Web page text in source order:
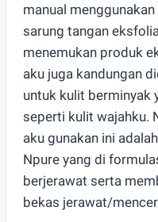
manual
sarung tangan
menemukan produk
aku juga kandungan
untuk kulit berminyak
seperti kulit wajahku.
aku gunakan ini
Npure yang di
berjerawat serta
bekas jerawat/